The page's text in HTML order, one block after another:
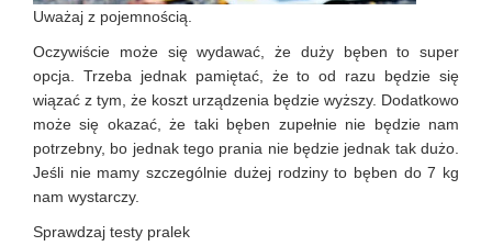
Uważaj z pojemnością.
Oczywiście może się wydawać, że duży bęben to super
opcja. Trzeba jednak pamiętać, że to od razu będzie się
wiązać z tym, że koszt urządzenia będzie wyższy. Dodatkowo
może się okazać, że taki bęben zupełnie nie będzie nam
potrzebny, bo jednak tego prania nie będzie jednak tak dużo.
Jeśli nie mamy szczególnie dużej rodziny to bęben do 7 kg
nam wystarczy.
Sprawdzaj testy pralek